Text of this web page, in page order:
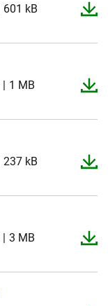
601 kB
1 MB
237 kB
3 MB